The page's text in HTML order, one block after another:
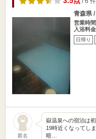
青森県
営業時間
入浴料
日帰り
匿名
嶽温泉への宿泊は
19時近くなってし
暗…